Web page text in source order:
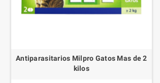
Antiparasitarios Milpro Gatos Mas de 2
kilos